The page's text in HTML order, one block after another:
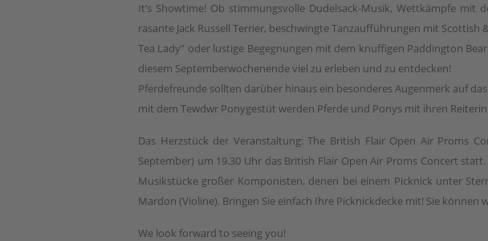
It’s Showtime! Ob stimmungsvolle Dudelsack-Musik, Wettkämpfe
rasante Jack Russell Terrier, beschwingte Tanzaufführungen mit
Tea Lady” oder lustige Begegnungen mit dem knuffigen Paddington
diesem Septemberwochenende viel zu erleben und zu entdecken!
Pferdefreunde sollten darüber hinaus ein besonderes Augenmerk auf
mit dem Tewdwr Ponygestüt werden Pferde und Ponys mit ihren
Das Herzstück der Veranstaltung: The British Flair Open Air Proms
September) um 19.30 Uhr das British Flair Open Air Proms Concert
Musikstücke großer Komponisten, denen bei einem Picknick unter
Mardon (Violine). Bringen Sie einfach Ihre Picknickdecke mit! Sie
We look forward to seeing you!